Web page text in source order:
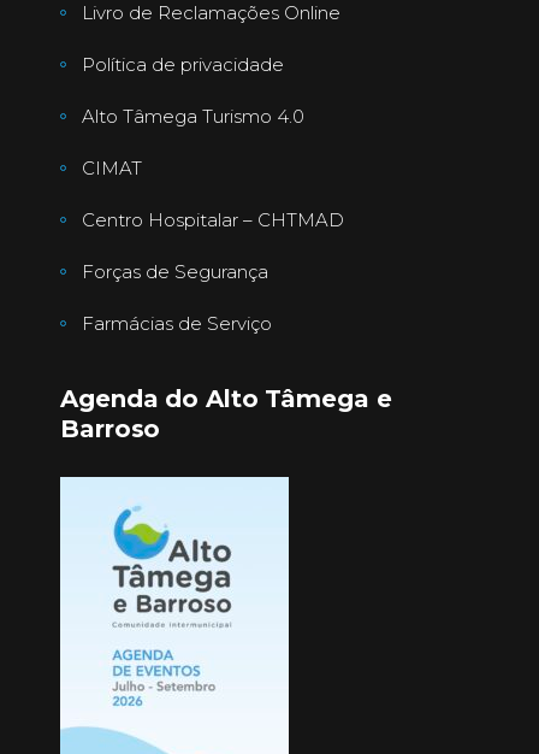
Livro de Reclamações Online
Política de privacidade
Alto Tâmega Turismo 4.0
CIMAT
Centro Hospitalar – CHTMAD
Forças de Segurança
Farmácias de Serviço
Agenda do Alto Tâmega e
Barroso